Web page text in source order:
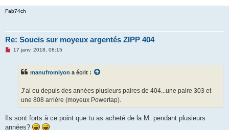
Fab74ch
Re: Soucis sur moyeux argentés ZIPP 404
M
u
17 janv. 2018, 08:15
manufromlyon a écrit :
J’ai eu depuis des années plusieurs paires de 404...une paire 303 et
une 808 arrière (moyeux Powertap).
Ils sont forts à ce point que tu as acheté de la M. pendant plusieurs
années?